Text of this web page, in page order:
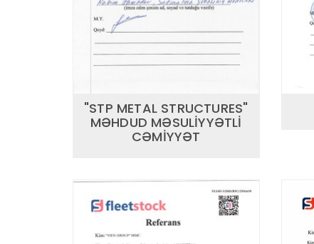
"STP METAL STRUCTURES"
MƏHDUD MƏSULİYYƏTLİ
CƏMİYYƏT